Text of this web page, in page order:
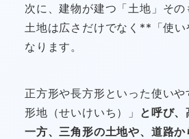
次に、建物が建つ「土地」その
土地は広さだけでなく**「使
なります。
正方形や長方形といった使い
形地（せいけいち）」 と呼び、
一方、三角形の土地や、道路